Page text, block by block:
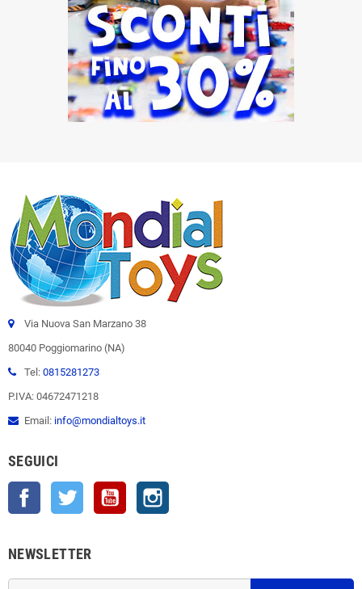
Via Nuova San Marzano 38
80040 Poggiomarino (NA)
Tel: 0815281273
P.IVA: 04672471218
Email: info@mondialtoys.it
SEGUICI
Facebook Twitter YouTube
NEWSLETTER